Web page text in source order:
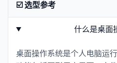
☑️ 选型参考
什么是桌面
桌面操作系统是个人电脑运